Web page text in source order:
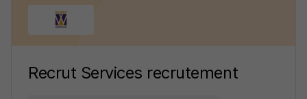
Recrut Services recrutement